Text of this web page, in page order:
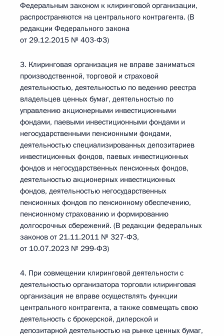
Федеральным законом к клиринговой организации,
распространяются на центрального контрагента. (В
редакции Федерального закона
от 29.12.2015 № 403-ФЗ)
3. Клиринговая организация не вправе заниматься
производственной, торговой и страховой
деятельностью, деятельностью по ведению реестра
владельцев ценных бумаг, деятельностью по
управлению акционерными инвестиционными
фондами, паевыми инвестиционными фондами и
негосударственными пенсионными фондами,
деятельностью специализированных депозитариев
инвестиционных фондов, паевых инвестиционных
фондов и негосударственных пенсионных фондов,
деятельностью акционерных инвестиционных
фондов, деятельностью негосударственных
пенсионных фондов по пенсионному обеспечению,
пенсионному страхованию и формированию
долгосрочных сбережений. (В редакции федеральных
законов от 21.11.2011 № 327-ФЗ,
от 10.07.2023 № 299-ФЗ)
4. При совмещении клиринговой деятельности с
деятельностью организатора торговли клиринговая
организация не вправе осуществлять функции
центрального контрагента, а также совмещать свою
деятельность с брокерской, дилерской и
депозитарной деятельностью на рынке ценных бумаг,